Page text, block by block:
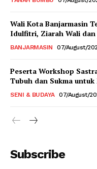
Wali Kota Banjarmasin
Idulfitri, Ziarah Wali dan
BANJARMASIN 07/August/
Peserta Workshop
Tubuh dan Sukma
SENI & BUDAYA 07/August/
Subscribe